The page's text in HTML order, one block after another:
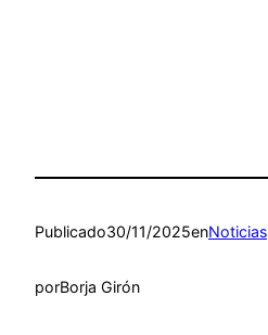
Publicado30/11/2025enNoticias
porBorja Girón